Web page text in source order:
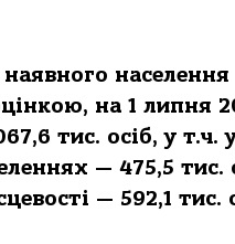
наявного населення
на 1 липня
тис. осіб, у т.ч.
— 475,5 тис.
— 592,1 тис.